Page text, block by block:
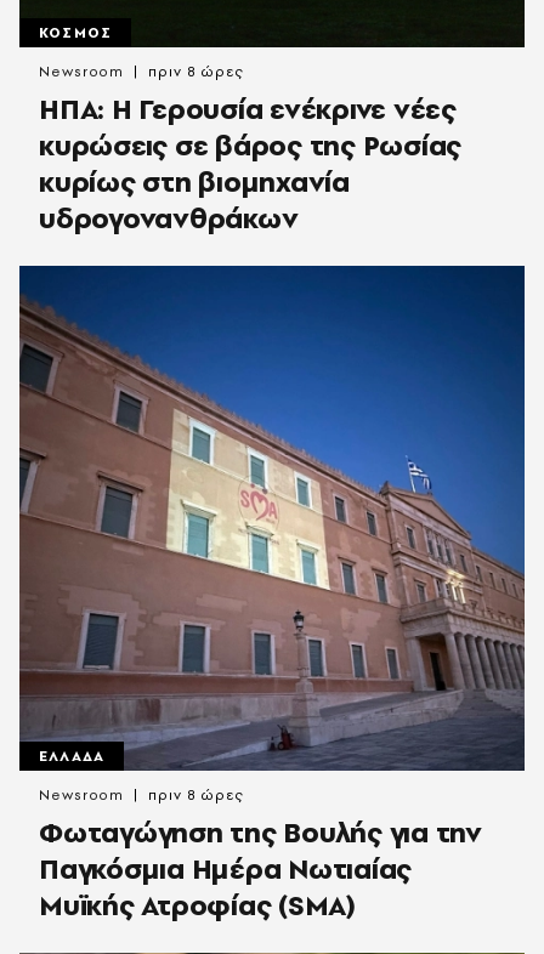
ΚΟΣΜΟΣ
ΗΠΑ: Η Γερουσία ενέκρινε νέες
κυρώσεις σε βάρος της Ρωσίας
κυρίως στη βιομηχανία
υδρογονανθράκων
Newsroom πριν 8 ώρες
ΕΛΛΑΔΑ
Φωταγώγηση της Βουλής για την
Παγκόσμια Ημέρα Νωτιαίας
Μυϊκής Ατροφίας (SMA)
Newsroom πριν 8 ώρες